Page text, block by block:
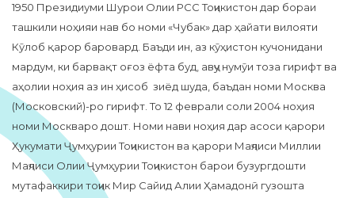
1950 Президиуми Шурои Олии РСС Тоҷикистон дар бораи
ташкили ноҳияи нав бо номи «Чубак» дар ҳайати вилояти
Кӯлоб қарор баровард. Баъди ин, аз кӯҳистон кучонидани
мардум, ки барвақт оғоз ёфта буд, авҷу нумӯи тоза гирифт ва
аҳолии ноҳия аз ин ҳисоб зиёд шуда, баъдан номи Москва
(Московский)-ро гирифт. То 12 феврали соли 2004 ноҳия
номи Москваро дошт. Номи нави ноҳия дар асоси қарори
Ҳукумати Ҷумҳурии Тоҷикистон ва қарори Маҷлиси Миллии
Маҷлиси Олии Ҷумҳурии Тоҷикистон барои бузургдошти
мутафаккири тоҷик Мир Сайид Алии Ҳамадонӣ гузошта